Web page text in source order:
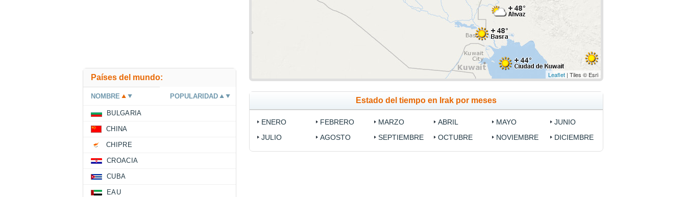
Leaflet | Tiles © Esri
Estado del tiempo en Irak por meses
ENERO FEBRERO MARZO ABRIL MAYO
JUNIO
JULIO
AGOSTO SEPTIEMBRE OCTUBRE NOVIEMBRE DICIEMBRE
Países del mundo:
NOMBRE POPULARIDAD
BULGARIA
CHINA
CHIPRE
CROACIA
CUBA
EAU